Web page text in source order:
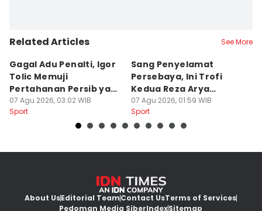
Related Articles See More
Gagal Adu Penalti, Igor
Tolic Memuji
Pertahanan Persib yang
Solid
07 Agu 2026, 03:02 WIB
Sport
Sang Penyelamat
Persebaya, Ini Trofi
Kedua Reza Arya
Bersama Tavares
07 Agu 2026, 01:59 WIB
Sport
About UsEditorial TeamContact UsTerms of Services
Pedoman Media SiberIndexSitemap